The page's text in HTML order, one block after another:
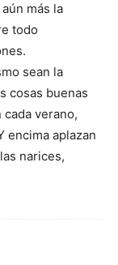
más la
todo
sean la
cosas buenas
verano,
encima aplazan
narices,